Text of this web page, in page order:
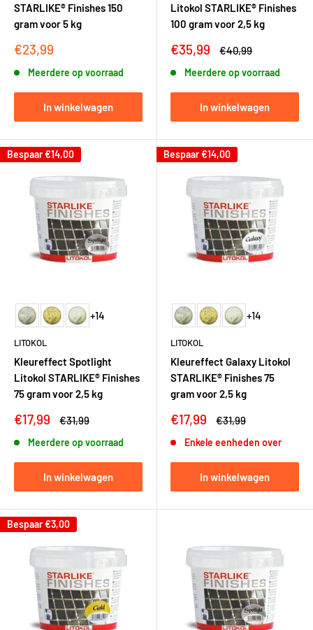
STARLIKE® Finishes 150
gram voor 5 kg
Kortingsprijs
€23,99
Meerdere op voorraad
In winkelwagen
Litokol STARLIKE® Finishes
100 gram voor 2,5 kg
Kortingsprijs
€35,99 Adviesprijs
€40,99
Meerdere op voorraad
In winkelwagen
Bespaar€14,00
+14
LITOKOL
Kleureffect Spotlight
Litokol STARLIKE® Finishes
75 gram voor 2,5 kg
Kortingsprijs
€17,99 Adviesprijs
€31,99
Meerdere op voorraad
In winkelwagen
Bespaar€14,00
+14
LITOKOL
Kleureffect Galaxy Litokol
STARLIKE® Finishes 75
gram voor 2,5 kg
Kortingsprijs
€17,99 Adviesprijs
€31,99
Enkele eenheden over
In winkelwagen
Bespaar€3,00